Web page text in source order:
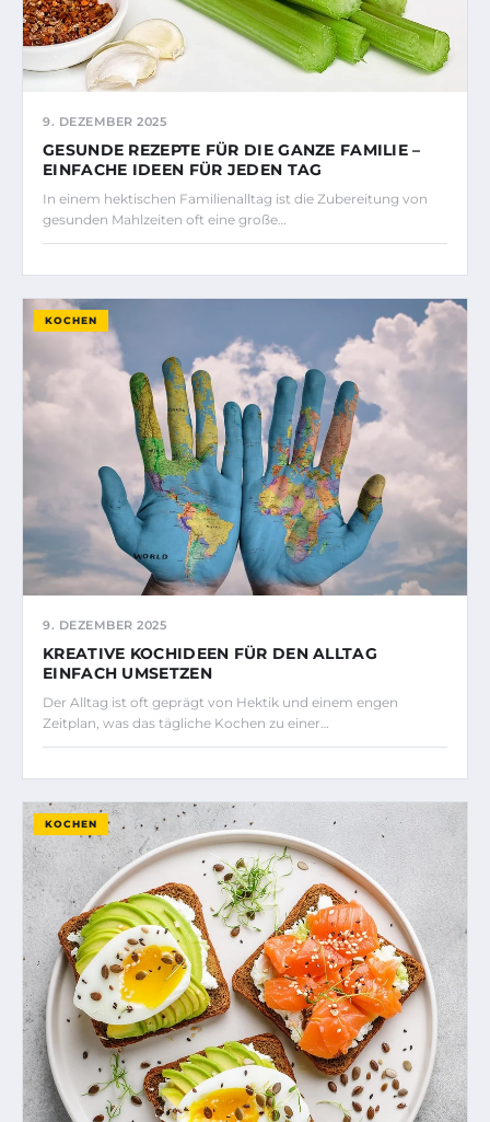
9. DEZEMBER 2025
GESUNDE REZEPTE FÜR DIE GANZE FAMILIE –
EINFACHE IDEEN FÜR JEDEN TAG
In einem hektischen Familienalltag ist die Zubereitung von
gesunden Mahlzeiten oft eine große…
KOCHEN
9. DEZEMBER 2025
KREATIVE KOCHIDEEN FÜR DEN ALLTAG
EINFACH UMSETZEN
Der Alltag ist oft geprägt von Hektik und einem engen
Zeitplan, was das tägliche Kochen zu einer…
KOCHEN